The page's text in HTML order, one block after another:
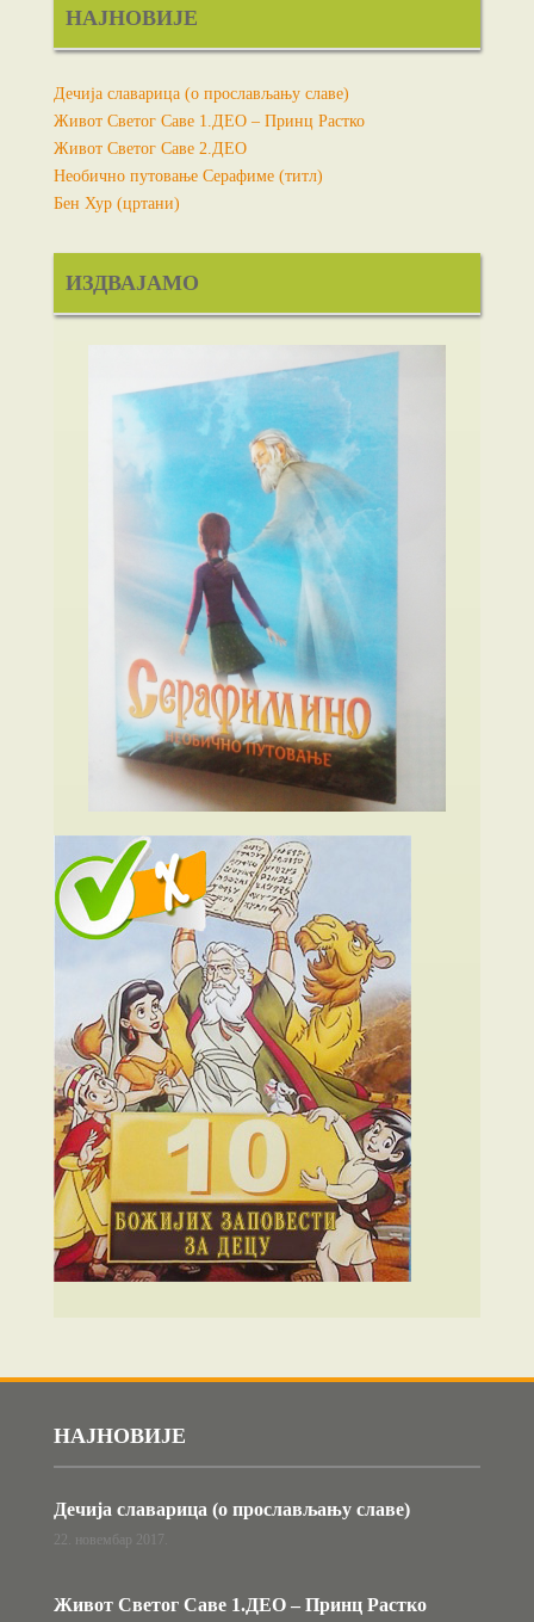
НАЈНОВИЈЕ
Дечија славарица (о прослављању славе)
Живот Светог Саве 1.ДЕО – Принц Растко
Живот Светог Саве 2.ДЕО
Необично путовање Серафиме (титл)
Бен Хур (цртани)
ИЗДВАЈАМО
НАЈНОВИЈЕ
Дечија славарица (о прослављању славе)
22. новембар 2017.
Живот Светог Саве 1.ДЕО – Принц Растко